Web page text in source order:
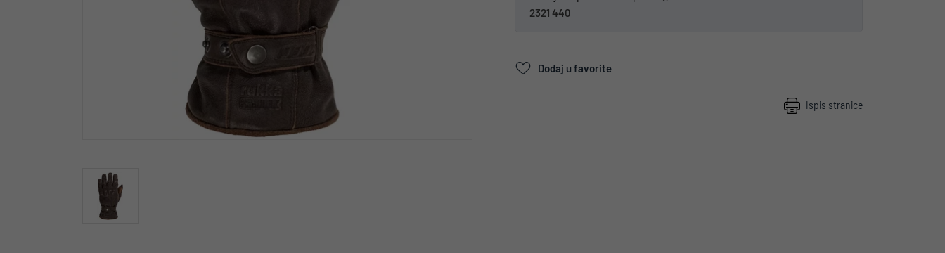
2321 440
Dodaj u favorite
Ispis stranice